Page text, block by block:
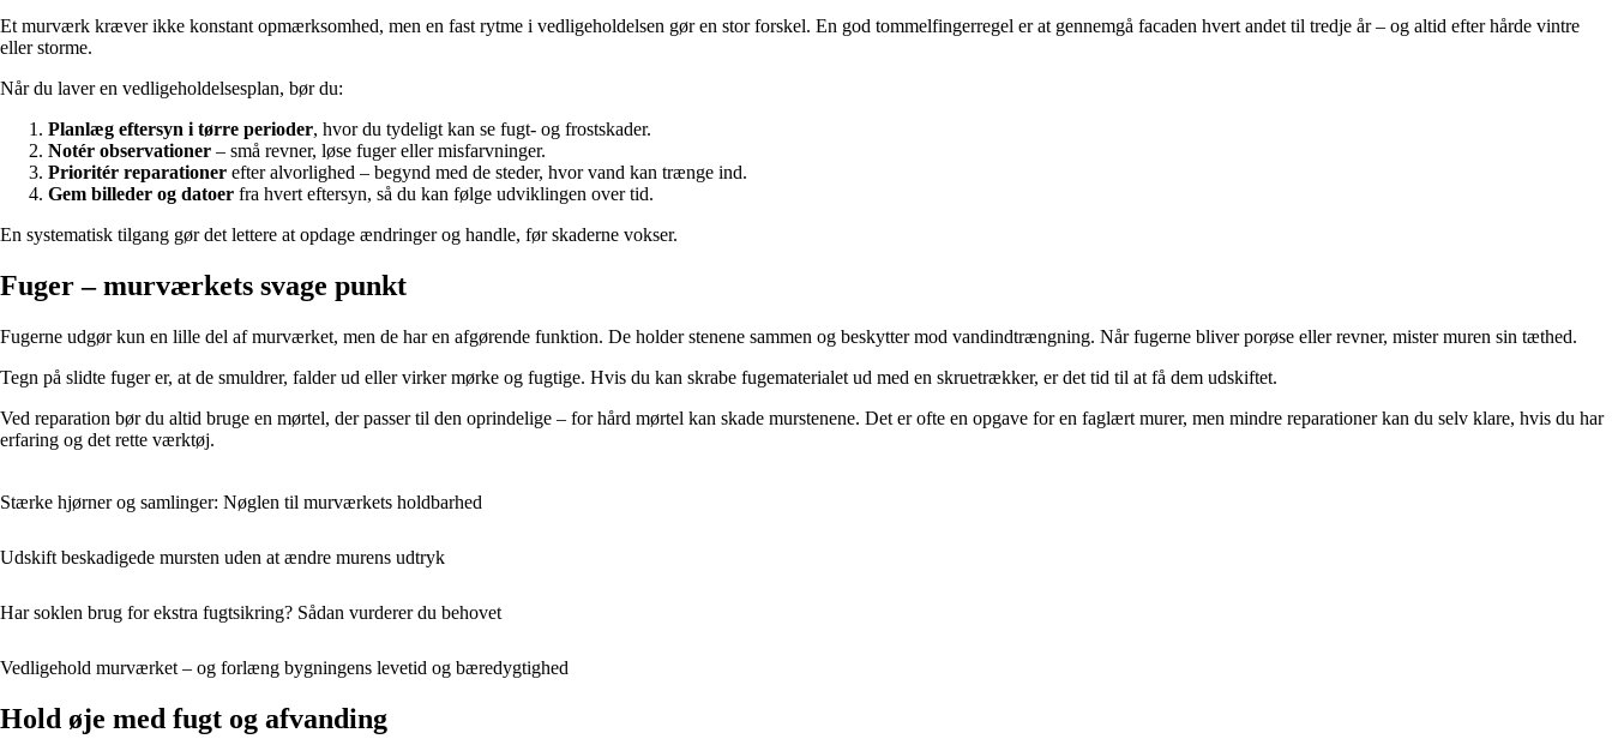
Et murværk kræver ikke konstant opmærksomhed, men en fast rytme i vedligeholdelsen gør en stor forskel. En god tommelfingerregel er at gennemgå facaden hvert andet til tredje år – og altid efter hårde vintre
eller storme.
Når du laver en vedligeholdelsesplan, bør du:
Planlæg eftersyn i tørre perioder, hvor du tydeligt kan se fugt- og frostskader.
Notér observationer – små revner, løse fuger eller misfarvninger.
Prioritér reparationer efter alvorlighed – begynd med de steder, hvor vand kan trænge ind.
Gem billeder og datoer fra hvert eftersyn, så du kan følge udviklingen over tid.
En systematisk tilgang gør det lettere at opdage ændringer og handle, før skaderne vokser.
Fuger – murværkets svage punkt
Fugerne udgør kun en lille del af murværket, men de har en afgørende funktion. De holder stenene sammen og beskytter mod vandindtrængning. Når fugerne bliver porøse eller revner, mister muren sin tæthed.
Tegn på slidte fuger er, at de smuldrer, falder ud eller virker mørke og fugtige. Hvis du kan skrabe fugematerialet ud med en skruetrækker, er det tid til at få dem udskiftet.
Ved reparation bør du altid bruge en mørtel, der passer til den oprindelige – for hård mørtel kan skade murstenene. Det er ofte en opgave for en faglært murer, men mindre reparationer kan du selv klare, hvis du har
erfaring og det rette værktøj.
Stærke hjørner og samlinger: Nøglen til murværkets holdbarhed
Udskift beskadigede mursten uden at ændre murens udtryk
Har soklen brug for ekstra fugtsikring? Sådan vurderer du behovet
Vedligehold murværket – og forlæng bygningens levetid og bæredygtighed
Hold øje med fugt og afvanding